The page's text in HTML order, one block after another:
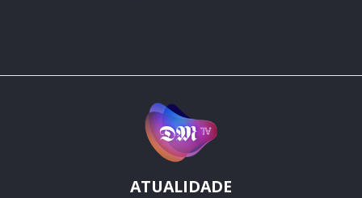
ATUALIDADE